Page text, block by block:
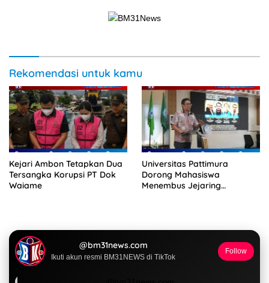
Rekomendasi untuk kamu
Kejari Ambon Tetapkan Dua
Tersangka Korupsi PT Dok
Waiame
Universitas Pattimura
Dorong Mahasiswa
Menembus Jejaring
Akademik Global Lewat
@bm31news.com
Ikuti akun resmi BM31NEWS di TikTok